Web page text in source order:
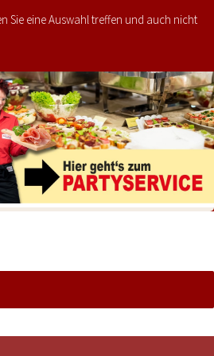
€0,00 0
Sie eine Auswahl treffen und auch nicht